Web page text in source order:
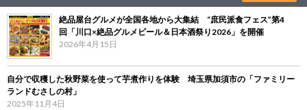
絶品屋台グルメが全国各地から大集結 “庶民派食フェス”第4
回「川口×絶品グルメビール＆日本酒祭り2026」を開催
2026年4月15日
自分で収穫した秋野菜を使って芋煮作りを体験 埼玉県加須市の「ファミリー
ランドむさしの村」
2025年11月4日